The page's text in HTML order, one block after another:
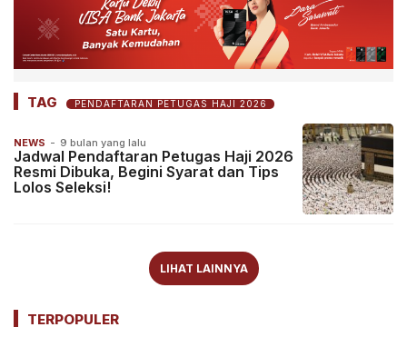
TAG PENDAFTARAN PETUGAS HAJI 2026
NEWS - 9 bulan yang lalu
Jadwal Pendaftaran Petugas Haji 2026
Resmi Dibuka, Begini Syarat dan Tips
Lolos Seleksi!
LIHAT LAINNYA
TERPOPULER